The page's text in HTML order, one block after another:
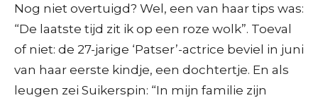
Nog niet overtuigd? Wel, een van haar tips was:
“De laatste tijd zit ik op een roze wolk”. Toeval
of niet: de 27-jarige ‘Patser’-actrice beviel in juni
van haar eerste kindje, een dochtertje. En als
leugen zei Suikerspin: “In mijn familie zijn